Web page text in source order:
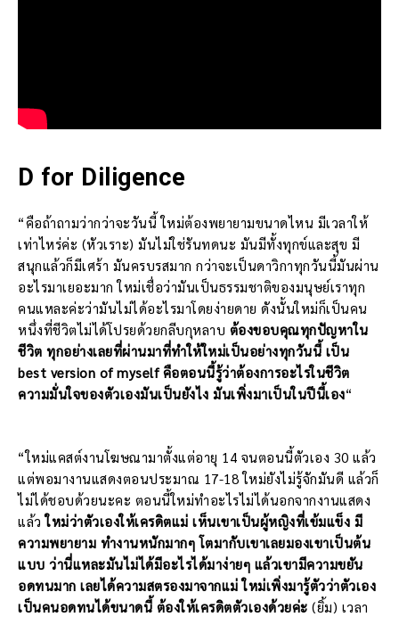
D for Diligence
“คือถ้าถามว่ากว่าจะวันนี้ ใหม่ต้องพยายามขนาดไหน มีเวลาให้
เท่าไหร่ค่ะ (หัวเราะ) มันไม่ใช่รันทดนะ มันมีทั้งทุกข์และสุข มี
สนุกแล้วก็มีเศร้า มันครบรสมาก กว่าจะเป็นดาวิกาทุกวันนี้มันผ่าน
อะไรมาเยอะมาก ใหม่เชื่อว่ามันเป็นธรรมชาติของมนุษย์เราทุก
คนแหละค่ะว่ามันไม่ได้อะไรมาโดยง่ายดาย ดังนั้นใหม่ก็เป็นคน
หนึ่งที่ชีวิตไม่ได้โปรยด้วยกลีบกุหลาบ ต้องขอบคุณทุกปัญหาใน
ชีวิต ทุกอย่างเลยที่ผ่านมาที่ทำให้ใหม่เป็นอย่างทุกวันนี้ เป็น
best version of myself คือตอนนี้รู้ว่าต้องการอะไรในชีวิต
ความมั่นใจของตัวเองมันเป็นยังไง มันเพิ่งมาเป็นในปีนี้เอง“
“ใหม่แคสต์งานโฆษณามาตั้งแต่อายุ 14 จนตอนนี้ตัวเอง 30 แล้ว
แต่พอมางานแสดงตอนประมาณ 17-18 ใหม่ยังไม่รู้จักมันดี แล้วก็
ไม่ได้ชอบด้วยนะคะ ตอนนี้ใหม่ทำอะไรไม่ได้นอกจากงานแสดง
แล้วใหม่ว่าตัวเองให้เครดิตแม่ เห็นเขาเป็นผู้หญิงที่เข้มแข็ง มี
ความพยายาม ทำงานหนักมากๆ โตมากับเขาเลยมองเขาเป็นต้น
แบบ ว่านี่แหละมันไม่ได้มีอะไรได้มาง่ายๆ แล้วเขามีความขยัน
อดทนมาก เลยได้ความสตรองมาจากแม่ ใหม่เพิ่งมารู้ตัวว่าตัวเอง
เป็นคนอดทนได้ขนาดนี้ ต้องให้เครดิตตัวเองด้วยค่ะ (ยิ้ม) เวลา